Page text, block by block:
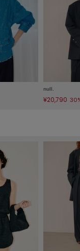
null.
¥20,790